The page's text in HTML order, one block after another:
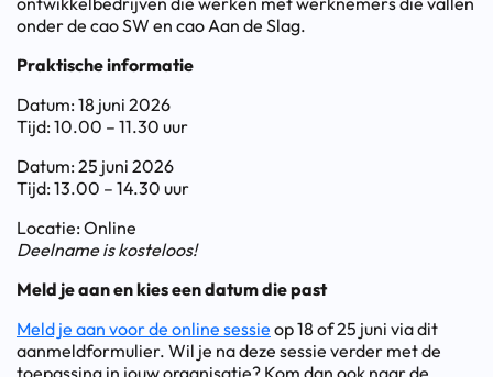
onder de cao SW en cao Aan de Slag.
Praktische informatie
Datum: 18 juni 2026
Tijd: 10.00 – 11.30 uur
Datum: 25 juni 2026
Tijd: 13.00 – 14.30 uur
Locatie: Online
Deelname is kosteloos!
Meld je aan en kies een datum die past
Meld je aan voor de online sessie op 18 of 25 juni via dit
aanmeldformulier. Wil je na deze sessie verder met de